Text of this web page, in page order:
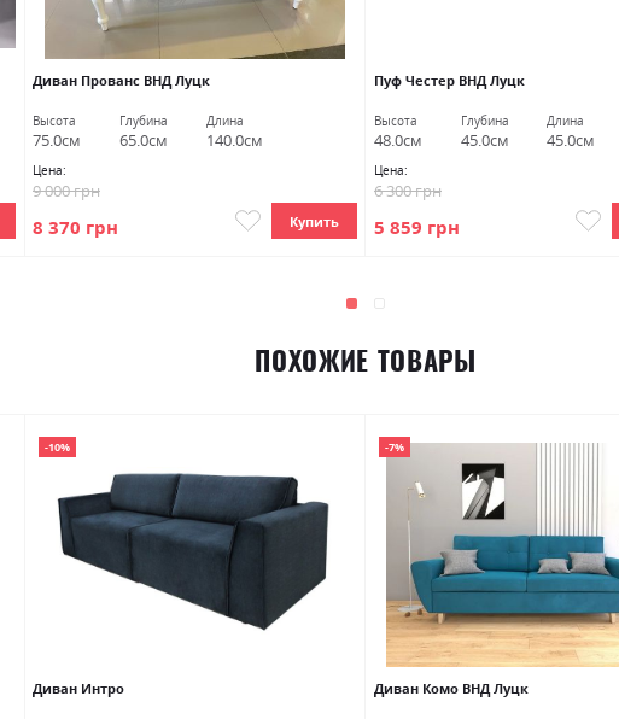
Диван Прованс ВНД Луцк
Высота
75.0см
Глубина
65.0см
Длина
140.0см
Цена:
8 370 грн
9 000 грн
Купить
Пуф Честер ВНД Луцк
Высота
48.0см
Глубина
45.0см
Длина
45.0см
Цена:
5 859 грн
6 300 грн
ПОХОЖИЕ ТОВАРЫ
-10%
Диван Интро
-7%
Диван Комо ВНД Луцк